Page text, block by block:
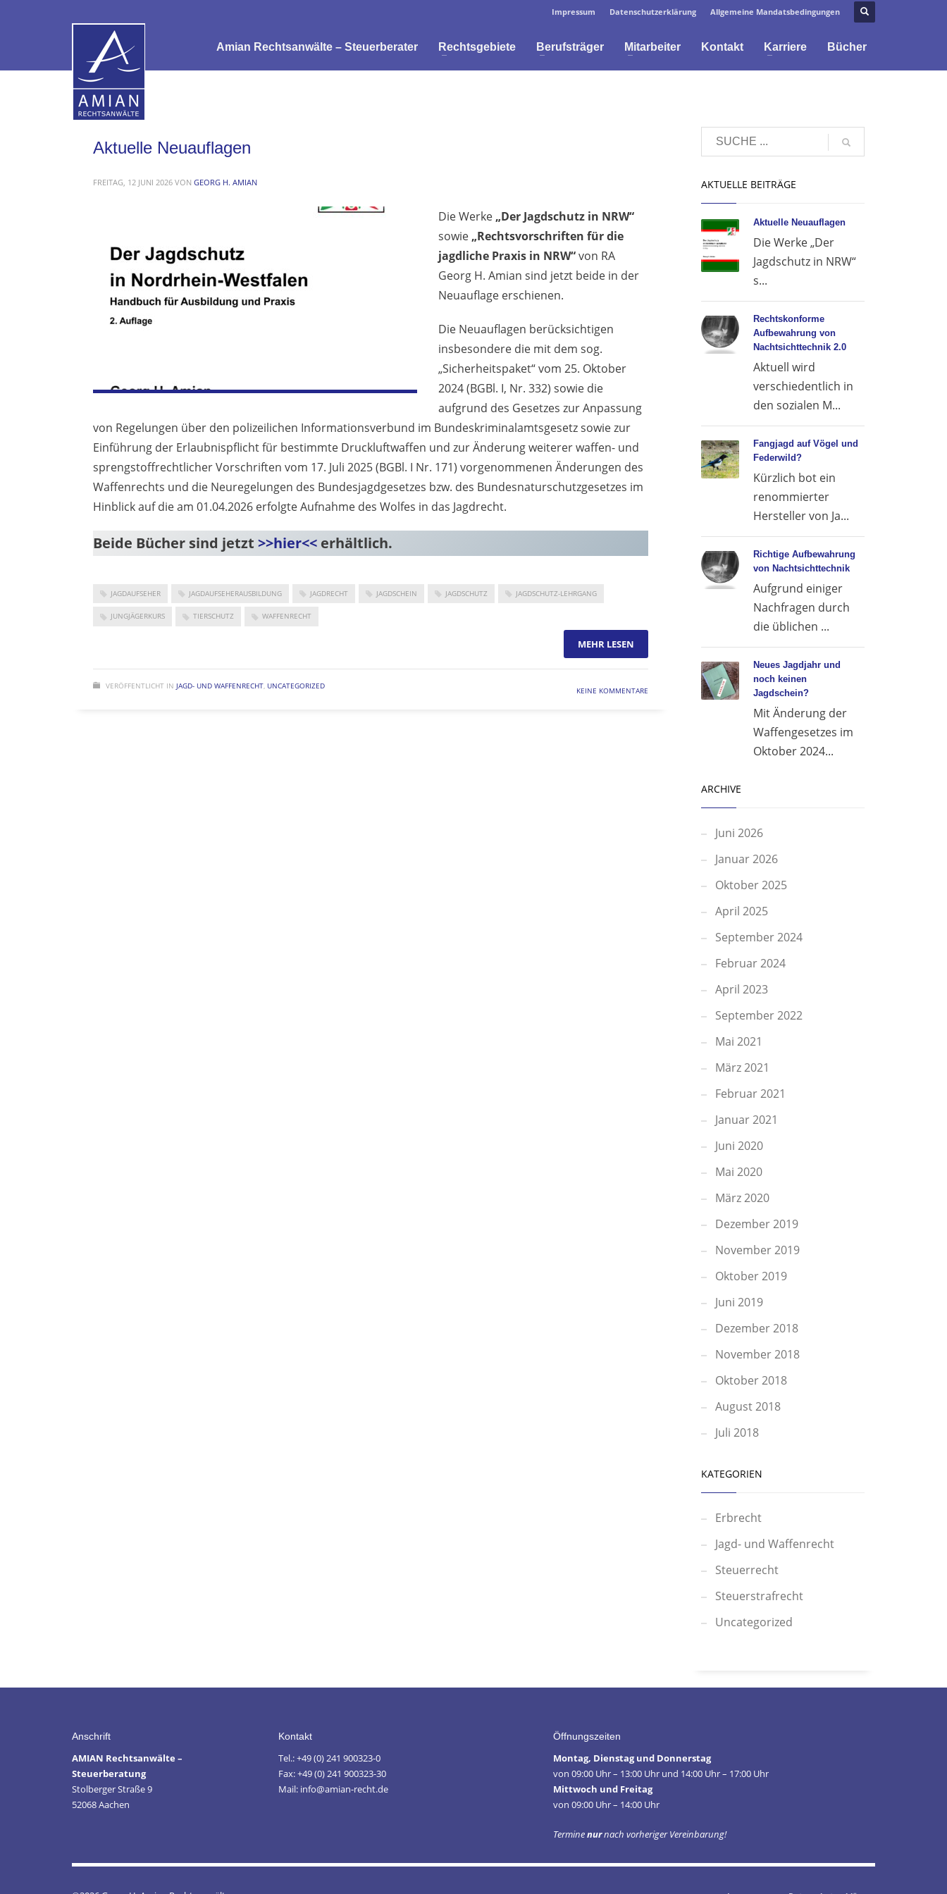
Impressum Datenschutzerklärung Allgemeine Mandatsbedingungen
Amian Rechtsanwälte – Steuerberater Rechtsgebiete Berufsträger Mitarbeiter Kontakt Karriere Bücher
Aktuelle Neuauflagen
FREITAG, 12 JUNI 2026 VON GEORG H. AMIAN
Die Werke „Der Jagdschutz in NRW“
sowie „Rechtsvorschriften für die
jagdliche Praxis in NRW“von RA
Georg H. Amian sind jetzt beide in der
Neuauflage erschienen.
Die Neuauflagen berücksichtigen
insbesondere die mit dem sog.
„Sicherheitspaket“ vom 25. Oktober
2024 (BGBl. I, Nr. 332) sowie die
aufgrund des Gesetzes zur Anpassung
von Regelungen über den polizeilichen Informationsverbund im Bundeskriminalamtsgesetz sowie zur
Einführung der Erlaubnispflicht für bestimmte Druckluftwaffen und zur Änderung weiterer waffen- und
sprengstoffrechtlicher Vorschriften vom 17. Juli 2025 (BGBl. I Nr. 171) vorgenommenen Änderungen des
Waffenrechts und die Neuregelungen des Bundesjagdgesetzes bzw. des Bundesnaturschutzgesetzes im
Hinblick auf die am 01.04.2026 erfolgte Aufnahme des Wolfes in das Jagdrecht.
Beide Bücher sind jetzt >>hier<< erhältlich.
JAGDAUFSEHER JAGDAUFSEHERAUSBILDUNG JAGDRECHT JAGDSCHEIN JAGDSCHUTZ JAGDSCHUTZ-LEHRGANG
JUNGJÄGERKURS TIERSCHUTZ WAFFENRECHT
MEHR LESEN
VERÖFFENTLICHT IN JAGD- UND WAFFENRECHT UNCATEGORIZED KEINE KOMMENTARE
AKTUELLE BEITRÄGE
Aktuelle Neuauflagen
Die Werke „Der
Jagdschutz in NRW“
s...
Rechtskonforme
Aufbewahrung von
Nachtsichttechnik 2.0
Aktuell wird
verschiedentlich in
den sozialen M...
Fangjagd auf Vögel und
Federwild?
Kürzlich bot ein
renommierter
Hersteller von Ja...
Richtige Aufbewahrung
von Nachtsichttechnik
Aufgrund einiger
Nachfragen durch
die üblichen ...
Neues Jagdjahr und
noch keinen
Jagdschein?
Mit Änderung der
Waffengesetzes im
Oktober 2024...
ARCHIVE
Juni 2026
Januar 2026
Oktober 2025
April 2025
September 2024
Februar 2024
April 2023
September 2022
Mai 2021
März 2021
Februar 2021
Januar 2021
Juni 2020
Mai 2020
März 2020
Dezember 2019
November 2019
Oktober 2019
Juni 2019
Dezember 2018
November 2018
Oktober 2018
August 2018
Juli 2018
KATEGORIEN
Erbrecht
Jagd- und Waffenrecht
Steuerrecht
Steuerstrafrecht
Uncategorized
Anschrift
AMIAN Rechtsanwälte –
Steuerberatung
Stolberger Straße 9
52068 Aachen
Kontakt
Tel.: +49 (0) 241 900323-0
Fax: +49 (0) 241 900323-30
Mail: info@amian-recht.de
Öffnungszeiten
Montag, Dienstag und Donnerstag
von 09:00 Uhr – 13:00 Uhr und 14:00 Uhr – 17:00 Uhr
Mittwoch und Freitag
von 09:00 Uhr – 14:00 Uhr
Terminenurnach vorheriger Vereinbarung!